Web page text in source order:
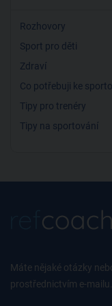
Rozhovory
Sport pro děti
Zdraví
Co potřebuji ke
Tipy pro trenéry
Tipy na sportování
Máte nějaké otázky
prostřednictvím e-mailu.